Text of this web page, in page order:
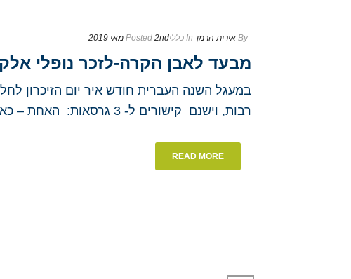
By אירית הרמן In כללי Posted 2nd מאי 2019
מבעד לאבן הקרה-לזכר נופלי
במעגל השנה העברית חודש איר יום הזיכרון
רבות, וישנם קישורים ל- 3 גרסאות: האחת – כאשר ההערות מופיעות בתחתית כל עמוד; [...]
READ MORE